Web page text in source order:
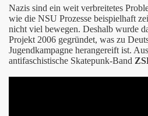
Nazis sind ein weit verbreitetes
wie die NSU Prozesse beispielhaft
nicht viel bewegen. Deshalb wurde
Projekt 2006 gegründet, was zu
Jugendkampagne herangereift ist.
antifaschistische Skatepunk-Band